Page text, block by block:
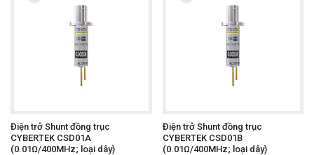
Điện trở Shunt đồng trục
CYBERTEK CSD01A
(0.01Ω/400MHz; loại dây)
Điện trở Shunt đồng trục
CYBERTEK CSD01B
(0.01Ω/400MHz; loại dây)